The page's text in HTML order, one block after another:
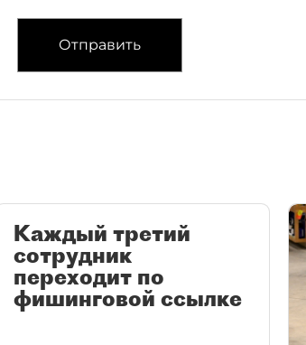
Отправить
Каждый третий
сотрудник
переходит по
фишинговой ссылке